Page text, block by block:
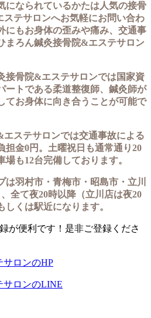
になられているかたは人気の接骨
テサロンへお気軽にお問い合わ
にもお身体の歪みや痛み、交通事
まろん鍼灸接骨院&エステサロン
接骨院&エステサロンでは国家資
ートである柔道整復師、鍼灸師が
てお身体に向き合うことが可能で
ステサロンでは交通事故による
担金0円。土曜祝日も通常通り20
も12台完備しております。
は羽村市・青梅市・昭島市・立川
全て夜20時以降（立川店は夜20
くは駅近になります。
が便利です！是非ご登録くださ
サロンのHP
サロンのLINE